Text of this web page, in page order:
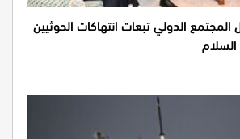
الدولي تبعات انتهاكات الحوثيين